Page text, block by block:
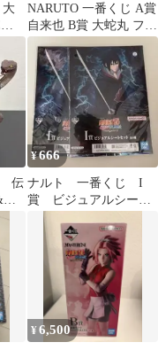
大
NARUTO 一番くじ A賞
自来也 B賞 大蛇丸 フィ
ギュア
伝
¥666
ナルト 一番くじ I
賞 ビジュアルシート
セット サスケ 大蛇
丸 2枚セット
¥6,500